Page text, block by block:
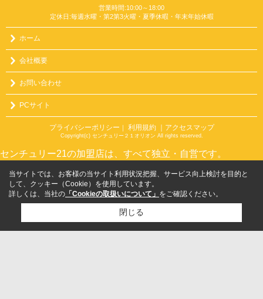
営業時間:10:00～18:00
定休日:毎週水曜・第2第3火曜・夏季休暇・年末年始休暇
ホーム
会社概要
お問い合わせ
PCサイト
プライバシーポリシー ｜ 利用規約 ｜アクセスマップ
Copyright(c) センチュリー２１オリオン All rights reserved.
センチュリー21の加盟店は、すべて独立・自営です。
当サイトでは、お客様の当サイト利用状況把握、サービス向上検討を目的と
して、クッキー（Cookie）を使用しています。
詳しくは、当社の 「Cookieの取扱いについて」 をご確認ください。
閉じる